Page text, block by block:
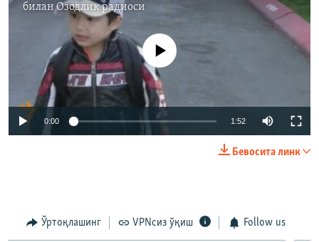
биланОзодлик радиоси
Айни дамда медиа-манба мавжуд эмас
0:00 1:52
Бевосита линк
Ўртоқлашинг VPNсиз ўқиш Follow us